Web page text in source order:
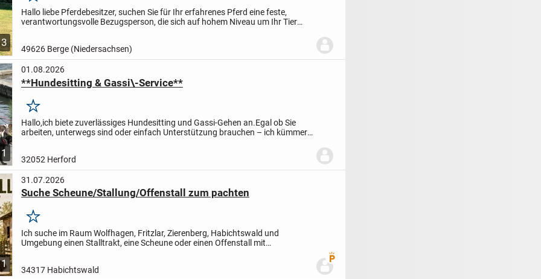
3
Hallo liebe Pferdebesitzer, suchen Sie für Ihr erfahrenes Pferd eine feste,
verantwortungsvolle Bezugsperson, die sich auf hohem Niveau um Ihr Tier
49626 Berge (Niedersachsen)
1
01.08.2026
**Hundesitting & Gassi\-Service**
Merken
Hallo,ich biete zuverlässiges Hundesitting und Gassi-Gehen an.Egal ob Sie
arbeiten, unterwegs sind oder einfach Unterstützung brauchen – ich kümmere
32052 Herford
1
31.07.2026
Suche Scheune/Stallung/Offenstall zum pachten
Merken
Ich suche im Raum Wolfhagen, Fritzlar, Zierenberg, Habichtswald und
Umgebung einen Stalltrakt, eine Scheune oder einen Offenstall mit
34317 Habichtswald
Premium Benutzer